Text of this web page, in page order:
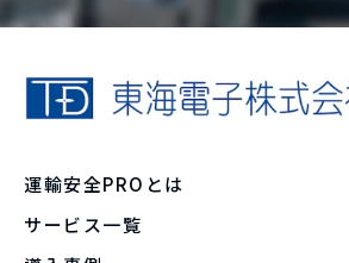
運輸安全PROとは
サービス一覧